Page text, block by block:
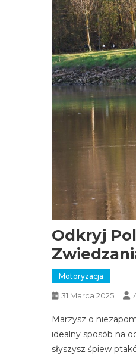
Odkryj
Motoryzacja
31 Marca 2025
Marzysz o
idealny sposób na
słyszysz śpiew